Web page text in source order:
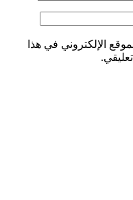
الإلكتروني في هذا